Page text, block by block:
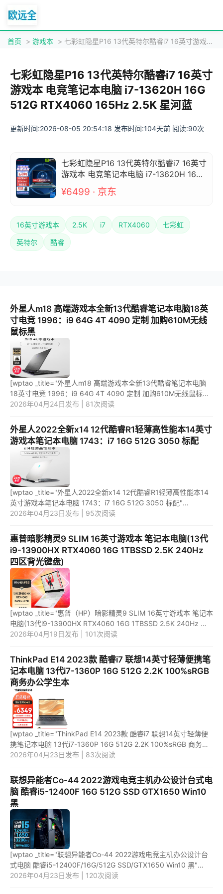
首页 > 游戏本 > 七彩虹隐星P16 13代英特尔酷睿i7 16英寸游戏本 电竞笔记本电脑 i7-13620H 16G 512G RTX4060 165Hz 2.5K 星河蓝
七彩虹隐星P16 13代英特尔酷睿i7 16英寸
游戏本 电竞笔记本电脑 i7-13620H 16G
512G RTX4060 165Hz 2.5K 星河蓝
更新时间:2026-08-05 20:54:18 发布时间:104天前 阅读:90次
七彩虹隐星P16 13代英特尔酷睿i7 16英寸
游戏本 电竞笔记本电脑 i7-13620H 16G
512G RTX4060 165Hz 2.5K 星河蓝
¥6499 · 京东
16英寸游戏本 2.5K i7 RTX4060 七彩虹
英特尔 酷睿
外星人m18 高端游戏本全新13代酷睿笔记本电脑18英
寸电竞 1996：i9 64G 4T 4090 定制 加购610M无线
鼠标黑
[wptao _title="外星人m18 高端游戏本全新13代酷睿笔记本电脑
18英寸电竞 1996：i9 64G 4T 4090 定制 加购610M无线鼠标黑"
price="52698"
2026年04月24日发布 | 81次阅读
外星人2022全新x14 12代酷睿R1轻薄高性能本14英寸
游戏本笔记本电脑 1743：i7 16G 512G 3050 标配
[wptao _title="外星人2022全新x14 12代酷睿R1轻薄高性能本14
英寸游戏本笔记本电脑 1743：i7 16G 512G 3050 标配"
price="10499"
2026年04月23日发布 | 95次阅读
惠普暗影精灵9 SLIM 16英寸游戏本 笔记本电脑(13代
i9-13900HX RTX4060 16G 1TBSSD 2.5K 240Hz
四区背光键盘)
[wptao _title="惠普（HP）暗影精灵9 SLIM 16英寸游戏本 笔记本
电脑(13代i9-13900HX RTX4060 16G 1TBSSD 2.5K 240Hz 四
区背光键盘)" price="10499"
2026年04月19日发布 | 101次阅读
ThinkPad E14 2023款 酷睿i7 联想14英寸轻薄便携笔
记本电脑 13代i7-1360P 16G 512G 2.2K 100%sRGB
商务办公学生本
[wptao _title="ThinkPad E14 2023款 酷睿i7 联想14英寸轻薄便
携笔记本电脑 13代i7-1360P 16G 512G 2.2K 100%sRGB 商务办
公学生本" price="6349"
2026年04月23日发布 | 83次阅读
联想异能者Co-44 2022游戏电竞主机办公设计台式电
脑 酷睿i5-12400F 16G 512G SSD GTX1650 Win10
黑
[wptao _title="联想异能者Co-44 2022游戏电竞主机办公设计台
式电脑 酷睿i5-12400F/16G/512G SSD/GTX1650 Win10 黑"
price="4499" url="https://item.jd.com/100024858237.html"
2026年04月23日发布 | 120次阅读